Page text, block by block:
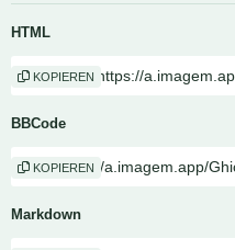
HTML
KOPIEREN
BBCode
KOPIEREN
Markdown